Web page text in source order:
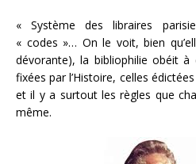
« Système des libraires
« codes »… On le voit, bien
dévorante), la bibliophilie obéit
fixées par l’Histoire, celles
et il y a surtout les règles que
même.